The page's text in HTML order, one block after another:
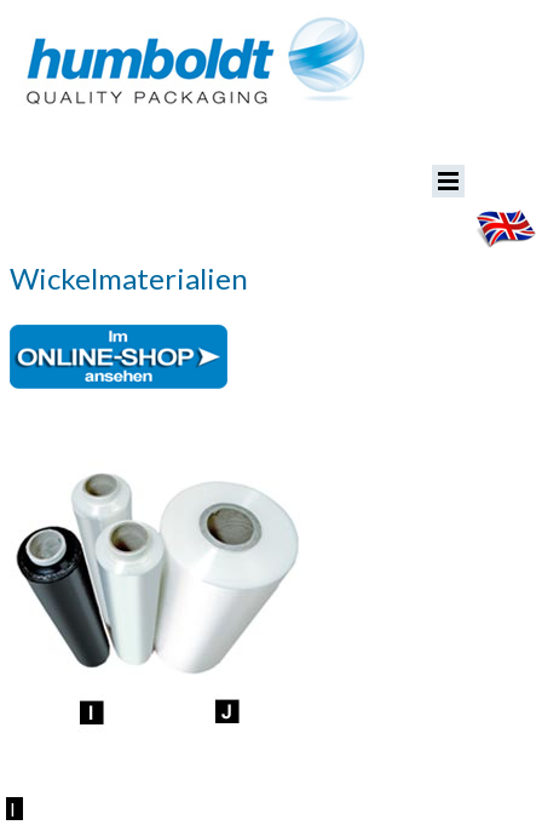
Wickelmaterialien
I